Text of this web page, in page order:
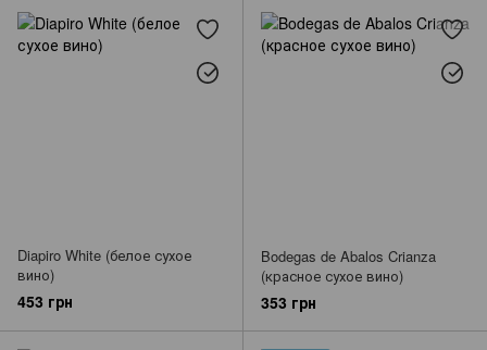
Diapiro White (белое сухое
вино)
453 грн
Bodegas de Abalos Crianza
(красное сухое вино)
353 грн